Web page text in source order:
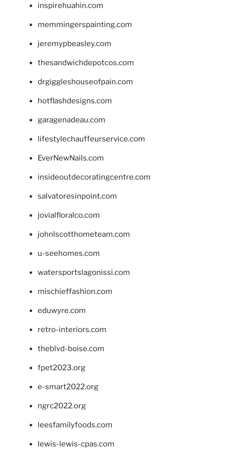
inspirehuahin.com
memmingerspainting.com
jeremypbeasley.com
thesandwichdepotcos.com
drgiggleshouseofpain.com
hotflashdesigns.com
garagenadeau.com
lifestylechauffeurservice.com
EverNewNails.com
insideoutdecoratingcentre.com
salvatoresinpoint.com
jovialfloralco.com
johnlscotthometeam.com
u-seehomes.com
watersportslagonissi.com
mischieffashion.com
eduwyre.com
retro-interiors.com
theblvd-boise.com
fpet2023.org
e-smart2022.org
ngrc2022.org
leesfamilyfoods.com
lewis-lewis-cpas.com